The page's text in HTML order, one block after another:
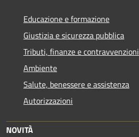
Educazione e formazione
Giustizia e sicurezza pubblica
Tributi, finanze e contravvenzioni
Ambiente
Salute, benessere e assistenza
Autorizzazioni
NOVITÀ